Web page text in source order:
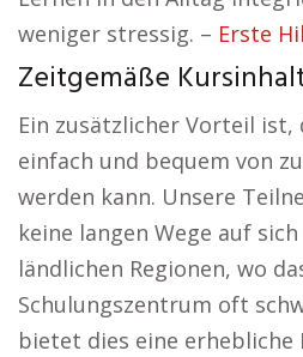
weniger stressig. – Erste
Zeitgemäße
Ein zusätzlicher Vorteil ist,
einfach und bequem von
werden kann. Unsere
keine langen Wege auf
ländlichen Regionen, wo
Schulungszentrum oft
bietet dies eine erhebliche